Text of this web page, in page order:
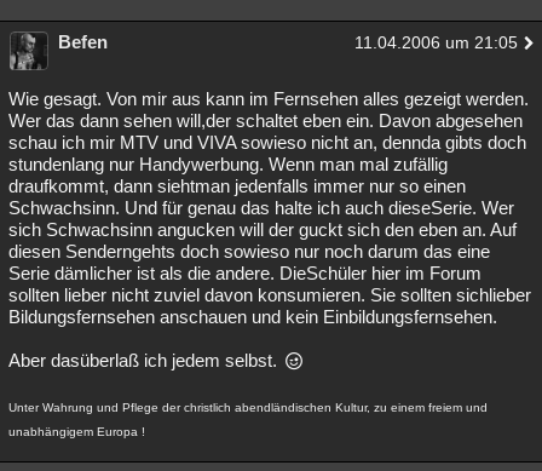
Befen 11.04.2006 um 21:05
Wie gesagt. Von mir aus kann im Fernsehen alles gezeigt werden.
Wer das dann sehen will,der schaltet eben ein. Davon abgesehen
schau ich mir MTV und VIVA sowieso nicht an, dennda gibts doch
stundenlang nur Handywerbung. Wenn man mal zufällig
draufkommt, dann siehtman jedenfalls immer nur so einen
Schwachsinn. Und für genau das halte ich auch dieseSerie. Wer
sich Schwachsinn angucken will der guckt sich den eben an. Auf
diesen Senderngehts doch sowieso nur noch darum das eine
Serie dämlicher ist als die andere. DieSchüler hier im Forum
sollten lieber nicht zuviel davon konsumieren. Sie sollten sichlieber
Bildungsfernsehen anschauen und kein Einbildungsfernsehen.
Aber dasüberlaß ich jedem selbst.
Unter Wahrung und Pflege der christlich abendländischen Kultur, zu einem freiem und
unabhängigem Europa !